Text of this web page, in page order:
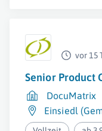
vor 15
Senior Product
DocuMatrix
Einsiedl